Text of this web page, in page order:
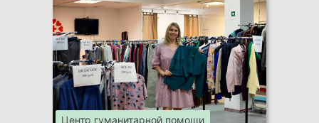
Центр гуманитарной помощи